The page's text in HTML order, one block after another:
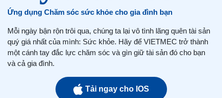
Ứng dụng Chăm sóc sức khỏe cho gia đình bạn
Mỗi ngày bận rộn trôi qua, chúng ta lại vô tình lãng quên tài sản
quý giá nhất của mình: Sức khỏe. Hãy để VIETMEC trở thành
một cánh tay đắc lực chăm sóc và gìn giữ tài sản đó cho bạn
và cả gia đình.
Tải ngay cho IOS